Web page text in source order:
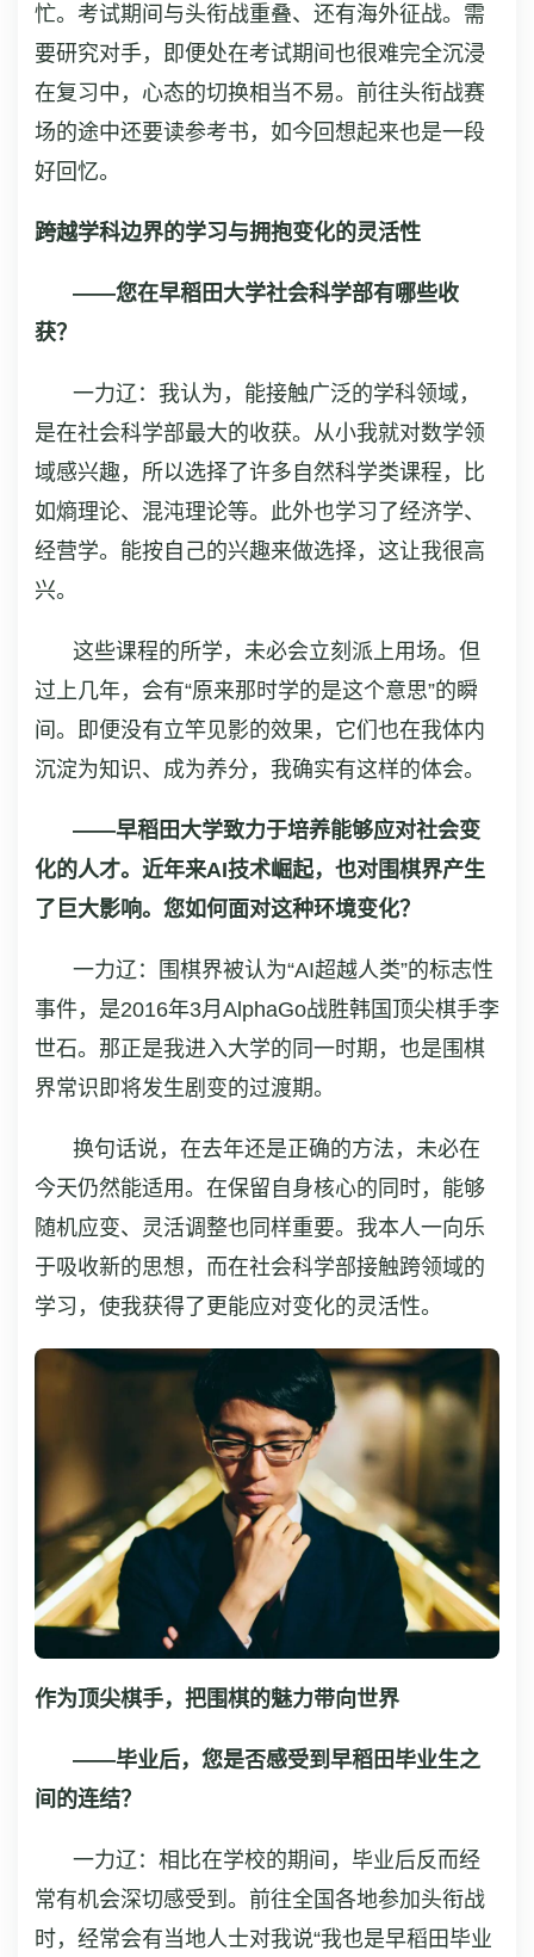
忙。考试期间与头衔战重叠、还有海外征战。需
要研究对手，即便处在考试期间也很难完全沉浸
在复习中，心态的切换相当不易。前往头衔战赛
场的途中还要读参考书，如今回想起来也是一段
好回忆。
跨越学科边界的学习与拥抱变化的灵活性
——您在早稻田大学社会科学部有哪些收
获？
一力辽：我认为，能接触广泛的学科领域，
是在社会科学部最大的收获。从小我就对数学领
域感兴趣，所以选择了许多自然科学类课程，比
如熵理论、混沌理论等。此外也学习了经济学、
经营学。能按自己的兴趣来做选择，这让我很高
兴。
这些课程的所学，未必会立刻派上用场。但
过上几年，会有“原来那时学的是这个意思”的瞬
间。即便没有立竿见影的效果，它们也在我体内
沉淀为知识、成为养分，我确实有这样的体会。
——早稻田大学致力于培养能够应对社会变
化的人才。近年来AI技术崛起，也对围棋界产生
了巨大影响。您如何面对这种环境变化？
一力辽：围棋界被认为“AI超越人类”的标志性
事件，是2016年3月AlphaGo战胜韩国顶尖棋手李
世石。那正是我进入大学的同一时期，也是围棋
界常识即将发生剧变的过渡期。
换句话说，在去年还是正确的方法，未必在
今天仍然能适用。在保留自身核心的同时，能够
随机应变、灵活调整也同样重要。我本人一向乐
于吸收新的思想，而在社会科学部接触跨领域的
学习，使我获得了更能应对变化的灵活性。
作为顶尖棋手，把围棋的魅力带向世界
——毕业后，您是否感受到早稻田毕业生之
间的连结？
一力辽：相比在学校的期间，毕业后反而经
常有机会深切感受到。前往全国各地参加头衔战
时，经常会有当地人士对我说“我也是早稻田毕业